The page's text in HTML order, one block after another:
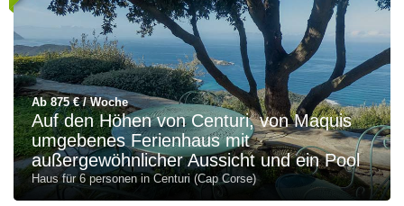
Ab 875 € / Woche
Auf den Höhen von Centuri, von Maquis
umgebenes Ferienhaus mit
außergewöhnlicher Aussicht und ein Pool
Haus für 6 personen in Centuri (Cap Corse)